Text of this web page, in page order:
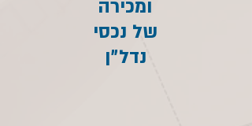
ומכירה
של נכסי
נדל״ן